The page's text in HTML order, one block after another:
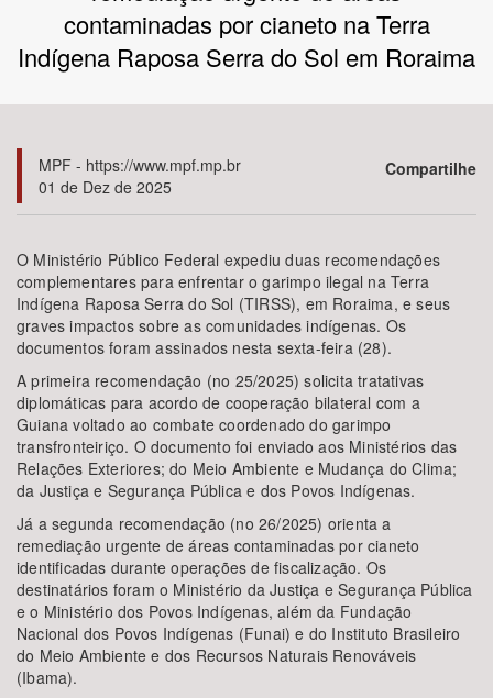
Bioma / Bacia
Tema
Subtema
Área Protegida
BUSCAR
contaminadas por cianeto na Terra
Indígena Raposa Serra do Sol em Roraima
MPF - https://www.mpf.mp.br
01 de Dez de 2025
Compartilhe
O Ministério Público Federal expediu duas recomendações
complementares para enfrentar o garimpo ilegal na Terra
Indígena Raposa Serra do Sol (TIRSS), em Roraima, e seus
graves impactos sobre as comunidades indígenas. Os
documentos foram assinados nesta sexta-feira (28).
A primeira recomendação (no 25/2025) solicita tratativas
diplomáticas para acordo de cooperação bilateral com a
Guiana voltado ao combate coordenado do garimpo
transfronteiriço. O documento foi enviado aos Ministérios das
Relações Exteriores; do Meio Ambiente e Mudança do Clima;
da Justiça e Segurança Pública e dos Povos Indígenas.
Já a segunda recomendação (no 26/2025) orienta a
remediação urgente de áreas contaminadas por cianeto
identificadas durante operações de fiscalização. Os
destinatários foram o Ministério da Justiça e Segurança Pública
e o Ministério dos Povos Indígenas, além da Fundação
Nacional dos Povos Indígenas (Funai) e do Instituto Brasileiro
do Meio Ambiente e dos Recursos Naturais Renováveis
(Ibama).